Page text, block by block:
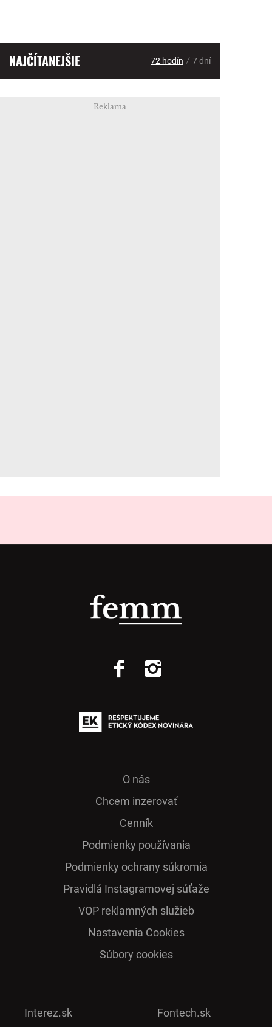
NAJČÍTANEJŠIE 72 hodín / 7 dní
Reklama
O nás
Chcem inzerovať
Cenník
Podmienky používania
Podmienky ochrany súkromia
Pra­vidlá Ins­ta­gra­mo­vej sú­ťaže
VOP reklamných služieb
Nastavenia Cookies
Súbory cookies
Interez.sk Fontech.sk